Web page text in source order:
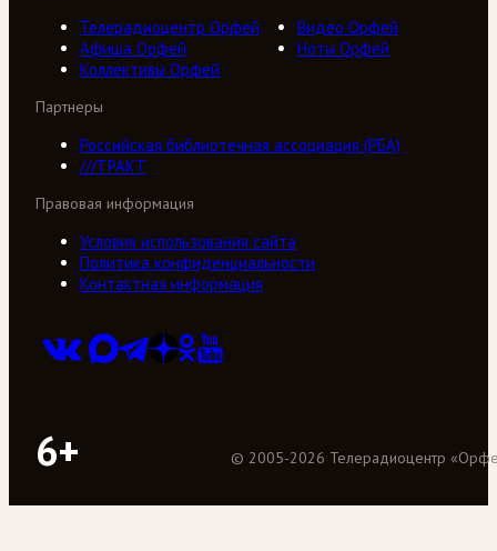
Телерадиоцентр Орфей
Видео Орфей
Афиша Орфей
Ноты Орфей
Коллективы Орфей
Партнеры
Российская библиотечная ассоциация (РБА)
///ТРАКТ
Правовая информация
Условия использования сайта
Политика конфиденциальности
Контактная информация
6+ © 2005-2026 Телерадиоцентр